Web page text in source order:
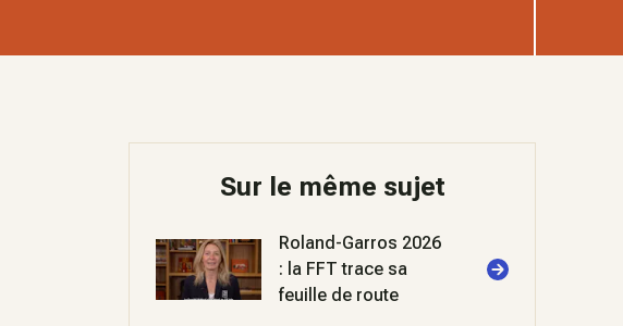
Sur le même sujet
Roland-Garros 2026
: la FFT trace sa
feuille de route